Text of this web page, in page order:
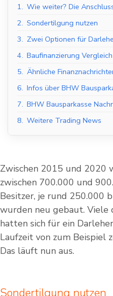
1. Wie weiter? Die
2. Sondertilgung nutzen
3. Zwei Optionen für
4. Baufinanzierung Vergleich
5. Ähnliche
6. Infos über BHW
7. BHW Bausparkasse
8. Weitere Trading News
Zwischen 2015 und 2020
zwischen 700.000 und
Besitzer, je rund 250.000
wurden neu gebaut. Viele
hatten sich für ein
Laufzeit von zum Beispiel
Das läuft nun aus.
Sondertilgung nutzen